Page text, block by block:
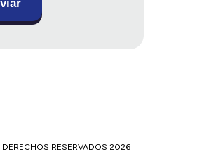
RESERVADOS 2026